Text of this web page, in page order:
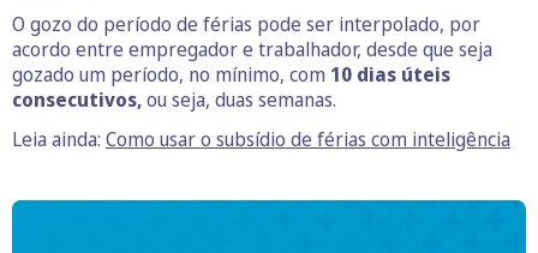
O gozo do período de férias pode ser interpolado, por
acordo entre empregador e trabalhador, desde que seja
gozado um período, no mínimo, com 10 dias úteis
consecutivos,ou seja, duas semanas.
Leia ainda: Como usar o subsídio de férias com inteligência